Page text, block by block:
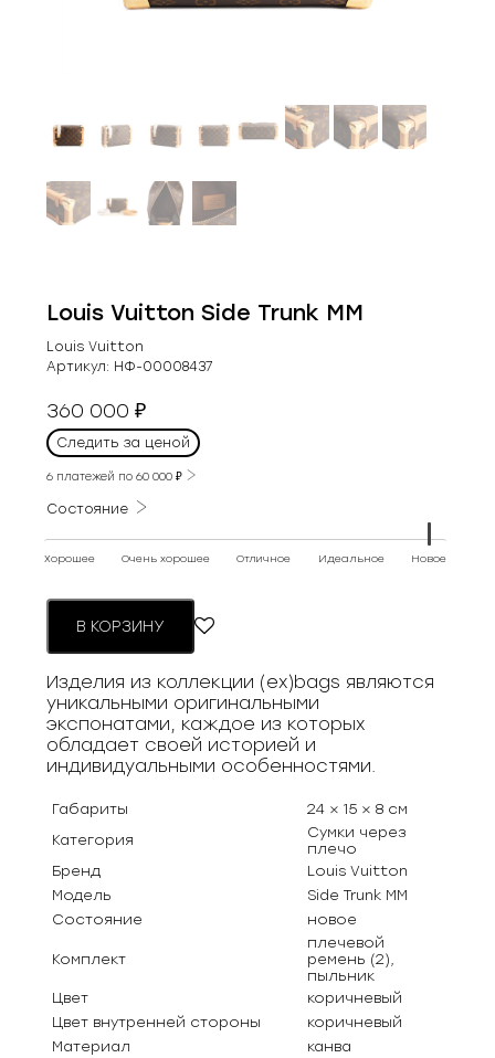
Louis Vuitton Side Trunk MM
Louis Vuitton
Артикул: НФ-00008437
360 000₽
Следить за ценой
6 платежей по60 000₽
Состояние
Хорошее Очень хорошее Отличное Идеальное Новое
В КОРЗИНУ
Изделия из коллекции (ex)bags являются
уникальными оригинальными
экспонатами, каждое из которых
обладает своей историей и
индивидуальными особенностями.
Габариты
24 × 15 × 8 см
Категория
Сумки через
плечо
Бренд
Louis Vuitton
Модель
Side Trunk MM
Состояние
новое
Комплект
плечевой
ремень (2),
пыльник
Цвет
коричневый
Цвет внутренней стороны
коричневый
Материал
канва